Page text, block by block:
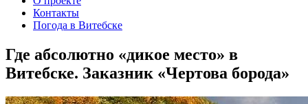
Контакты
Погода в Витебске
Где абсолютно «дикое место» в
Витебске. Заказник «Чертова борода»